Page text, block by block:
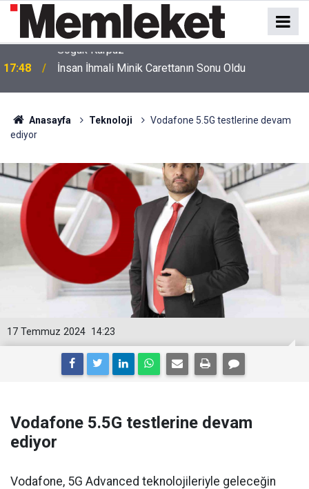
17:48 İnsan İhmali Minik Carettanın Sonu Oldu
Anasayfa Teknoloji
Vodafone 5.5G testlerine devam
ediyor
14:23
17 Temmuz 2024
Vodafone 5.5G testlerine devam
ediyor
Vodafone, 5G Advanced teknolojileriyle geleceğin